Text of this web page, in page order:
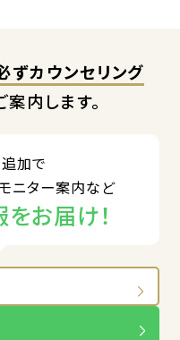
ずカウンセリング
内します。
加で
ニター案内など
お届け！